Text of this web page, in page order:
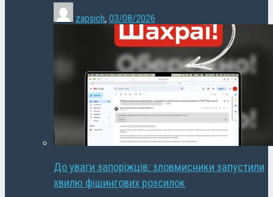
zapsich, 03/08/2026
До уваги запоріжців: зловмисники запустили
хвилю фішингових розсилок